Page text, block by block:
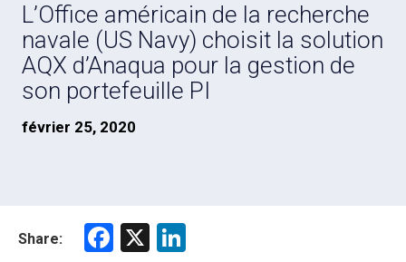
L’Office américain de la recherche
navale (US Navy) choisit la solution
AQX d’Anaqua pour la gestion de
son portefeuille PI
février 25, 2020
Share:
F
X